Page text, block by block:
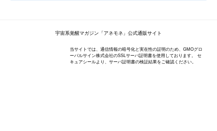
宇宙系覚醒マガジン「アネモネ」公式通販サイト
当サイトでは、通信情報の暗号化と実在性の証明のため、GMOグロ
ーバルサイン株式会社のSSLサーバ証明書を使用しております。 セ
キュアシールより、サーバ証明書の検証結果をご確認ください。